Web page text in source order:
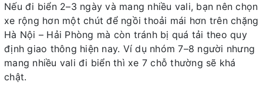
Nếu đi biển 2–3 ngày và mang nhiều vali, bạn nên chọn
xe rộng hơn một chút để ngồi thoải mái hơn trên chặng
Hà Nội – Hải Phòng mà còn tránh bị quá tải theo quy
định giao thông hiện nay. Ví dụ nhóm 7–8 người nhưng
mang nhiều vali đi biển thì xe 7 chỗ thường sẽ khá
chật.